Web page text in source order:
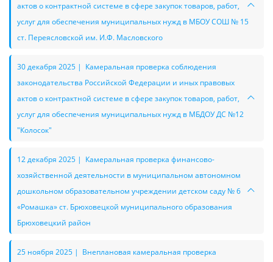
актов о контрактной системе в сфере закупок товаров, работ,
услуг для обеспечения муниципальных нужд в МБОУ СОШ № 15
ст. Переясловской им. И.Ф. Масловского
30 декабря 2025 | Камеральная проверка соблюдения
законодательства Российской Федерации и иных правовых
актов о контрактной системе в сфере закупок товаров, работ,
услуг для обеспечения муниципальных нужд в МБДОУ ДС №12
"Колосок"
12 декабря 2025 | Камеральная проверка финансово-
хозяйственной деятельности в муниципальном автономном
дошкольном образовательном учреждении детском саду № 6
«Ромашка» ст. Брюховецкой муниципального образования
Брюховецкий район
25 ноября 2025 | Внеплановая камеральная проверка